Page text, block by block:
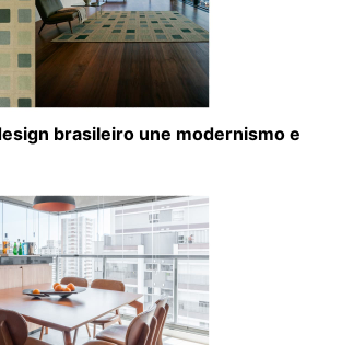
brasileiro une modernismo e